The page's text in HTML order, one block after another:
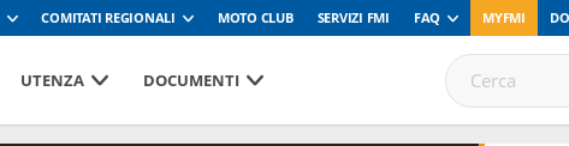
COMITATI REGIONALI MOTO CLUB SERVIZI FMI FAQ MYFMI
UTENZA DOCUMENTI